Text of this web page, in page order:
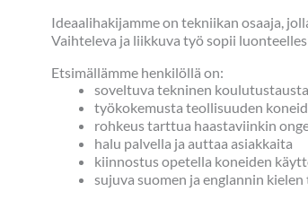
Ideaalihakijamme on tekniikan osaaja,
Vaihteleva ja liikkuva työ sopii
Etsimällämme henkilöllä on:
soveltuva tekninen
työkokemusta teollisuuden
rohkeus tarttua haastaviinkin
halu palvella ja auttaa asiakkaita
kiinnostus opetella koneiden
sujuva suomen ja englannin